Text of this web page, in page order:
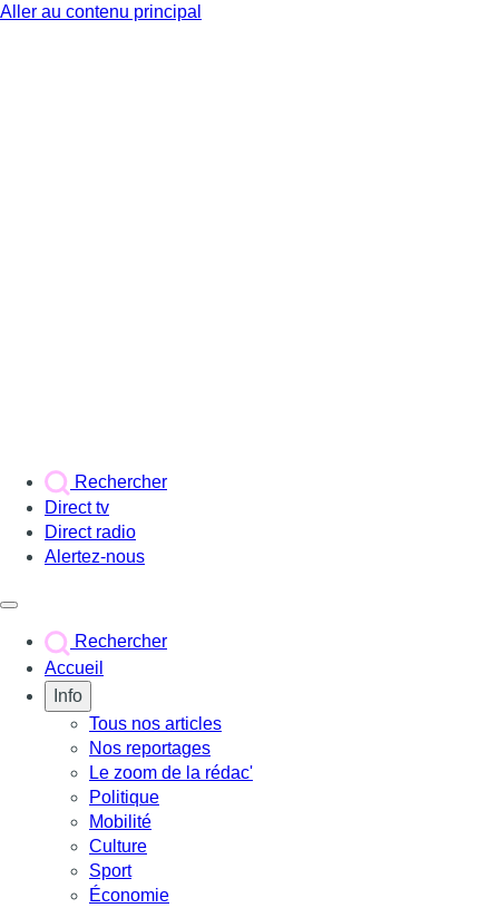
Aller au contenu principal
Rechercher
Direct tv
Direct radio
Alertez-nous
Rechercher
Accueil
Info
Tous nos articles
Nos reportages
Le zoom de la rédac'
Politique
Mobilité
Culture
Sport
Économie